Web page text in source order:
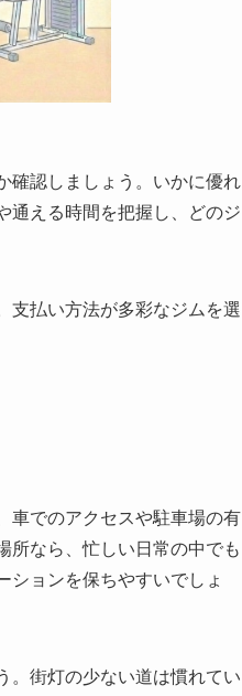
確認しましょう。いかに優れ
通える時間を把握し、どのジ
支払い方法が多彩なジムを選
車でのアクセスや駐車場の有
所なら、忙しい日常の中でも
ションを保ちやすいでしょ
。街灯の少ない道は慣れてい